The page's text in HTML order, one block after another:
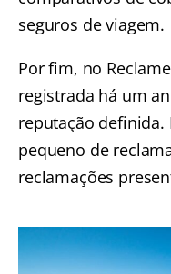
seguros de viagem.
Por fim, no
registrada há um
reputação definida.
pequeno de
reclamações